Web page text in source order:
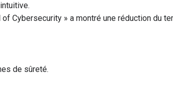
Cybersecurity » a montré une réduction du
de sûreté.